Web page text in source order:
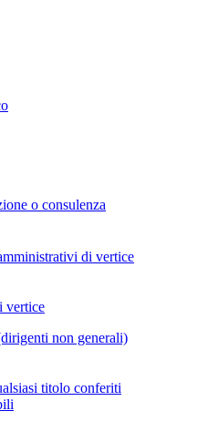
o consulenza
di vertice
vertice
non generali)
titolo conferiti